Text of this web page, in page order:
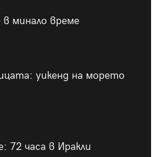
минало време
уикенд на морето
72 часа в Иракли